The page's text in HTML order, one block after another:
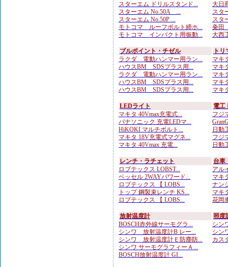
スターエム ドリルスタンド...
スターエム No.50A ...
スターエム No.50P ...
モトコマ ルーフボルト締ホ...
モトコマ インパクト用振動...
大日
スタ
スタ
粂田
大西
ブルポイント・チゼル
ラクダ 電動ハンマー用ラン...
ハウスBM SDSプラス用...
ラクダ 電動ハンマー用ラン...
ハウスBM SDSプラス用...
ハウスBM SDSプラス用...
ト
マキ
マキ
マキ
マキ
マキ
LEDライト
マキタ 40Vmax充電式...
パナソニック 充電LEDマ...
HiKOKI マルチボルト...
マキタ 18V充電式マグネ...
マキタ 40Vmax 充電...
電工
フジ
日動
フジ
日動
レンチ・ラチェット
ロブテックス LOBST...
ベッセル 2WAYパワード...
ロブテックス 【 LOBS...
トップ 鋼製束レンチ KS...
ロブテックス 【 LOBS...
台車
アル
マキ
ナン
マキ
花岡
放射温度計
BOSCH赤外線サーモグラ...
シンワ 放射温度計B レー...
シンワ 放射温度計Ｅ防塵防...
シンワ サーモグラフィーＡ...
BOSCH放射温度計 GI...
照度
シン
シン
カス